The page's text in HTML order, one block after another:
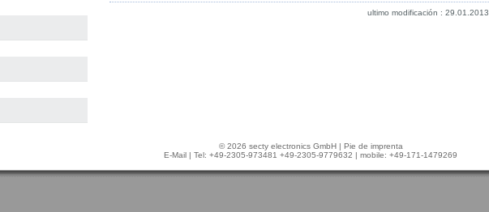
ultimo modificación : 29.01.2013
© 2026 secty electronics GmbH | Pie de imprenta
E-Mail | Tel: +49-2305-973481 +49-2305-9779632 | mobile: +49-171-1479269